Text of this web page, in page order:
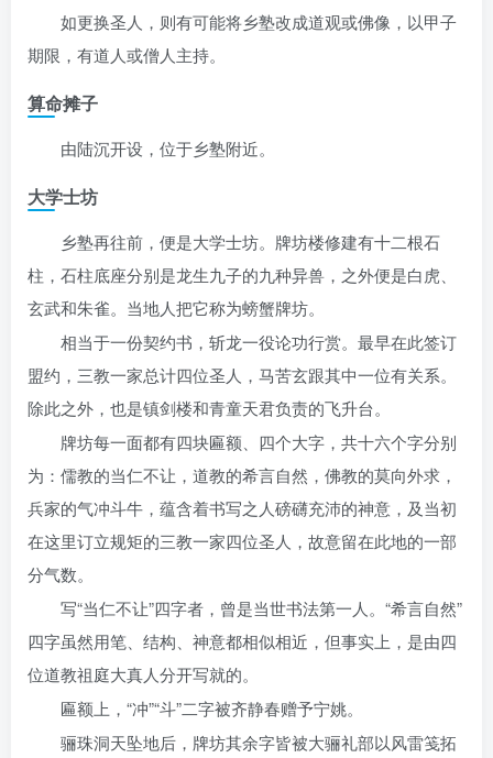
如更换圣人，则有可能将乡塾改成道观或佛像，以甲子
期限，有道人或僧人主持。
算命摊子
由陆沉开设，位于乡塾附近。
大学士坊
乡塾再往前，便是大学士坊。牌坊楼修建有十二根石
柱，石柱底座分别是龙生九子的九种异兽，之外便是白虎、
玄武和朱雀。当地人把它称为螃蟹牌坊。
相当于一份契约书，斩龙一役论功行赏。最早在此签订
盟约，三教一家总计四位圣人，马苦玄跟其中一位有关系。
除此之外，也是镇剑楼和青童天君负责的飞升台。
牌坊每一面都有四块匾额、四个大字，共十六个字分别
为：儒教的当仁不让，道教的希言自然，佛教的莫向外求，
兵家的气冲斗牛，蕴含着书写之人磅礴充沛的神意，及当初
在这里订立规矩的三教一家四位圣人，故意留在此地的一部
分气数。
写“当仁不让”四字者，曾是当世书法第一人。“希言自然”
四字虽然用笔、结构、神意都相似相近，但事实上，是由四
位道教祖庭大真人分开写就的。
匾额上，“冲”“斗”二字被齐静春赠予宁姚。
骊珠洞天坠地后，牌坊其余字皆被大骊礼部以风雷笺拓